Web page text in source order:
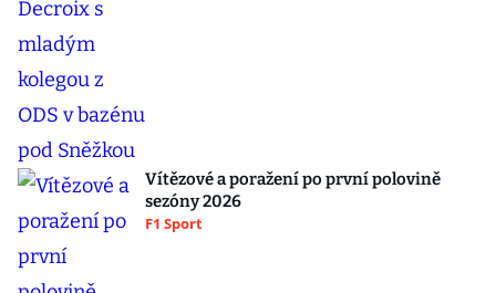
Vítězové a poražení po první polovině
sezóny 2026
F1 Sport